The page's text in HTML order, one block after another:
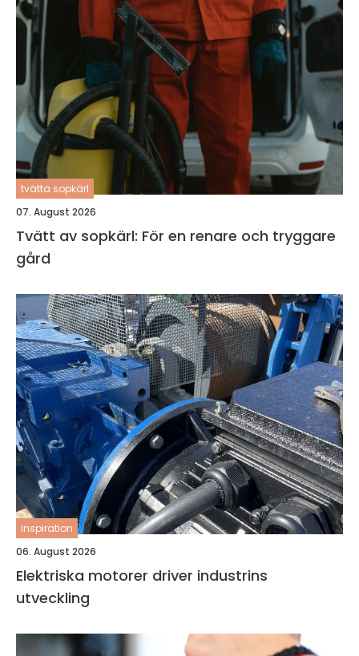
tvätta sopkärl
07. August 2026
Tvätt av sopkärl: För en renare och tryggare
gård
inspiration
06. August 2026
Elektriska motorer driver industrins
utveckling